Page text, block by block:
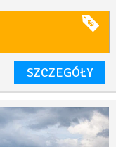
SZCZEGÓŁY